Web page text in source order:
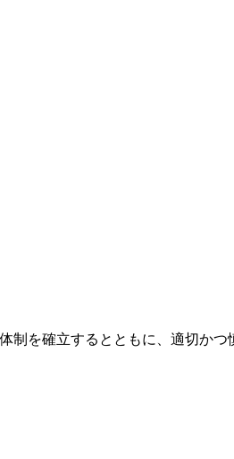
を確立するとともに、適切かつ